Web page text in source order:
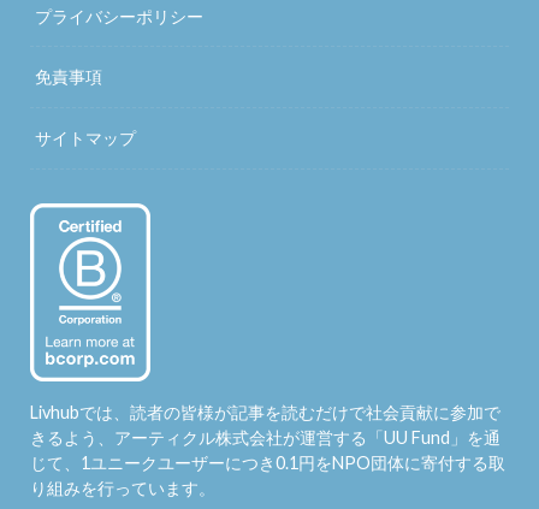
プライバシーポリシー
免責事項
サイトマップ
Livhubでは、読者の皆様が記事を読むだけで社会貢献に参加で
きるよう、アーティクル株式会社が運営する「UU Fund 」を通
じて、1ユニークユーザーにつき0.1円をNPO団体に寄付する取
り組みを行っています。